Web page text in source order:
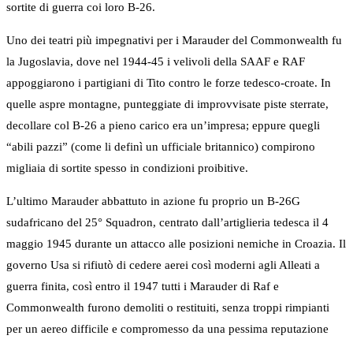
sortite di guerra coi loro B-26.
Uno dei teatri più impegnativi per i Marauder del Commonwealth fu
la Jugoslavia, dove nel 1944-45 i velivoli della SAAF e RAF
appoggiarono i partigiani di Tito contro le forze tedesco-croate. In
quelle aspre montagne, punteggiate di improvvisate piste sterrate,
decollare col B-26 a pieno carico era un’impresa; eppure quegli
“abili pazzi” (come li definì un ufficiale britannico) compirono
migliaia di sortite spesso in condizioni proibitive.
L’ultimo Marauder abbattuto in azione fu proprio un B-26G
sudafricano del 25° Squadron, centrato dall’artiglieria tedesca il 4
maggio 1945 durante un attacco alle posizioni nemiche in Croazia. Il
governo Usa si rifiutò di cedere aerei così moderni agli Alleati a
guerra finita, così entro il 1947 tutti i Marauder di Raf e
Commonwealth furono demoliti o restituiti, senza troppi rimpianti
per un aereo difficile e compromesso da una pessima reputazione